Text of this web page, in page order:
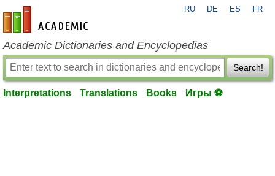
en-academic.com
RU DE ES FR
Academic Dictionaries and Encyclopedias
Search!
Interpretations Translations Books Игры ⚽